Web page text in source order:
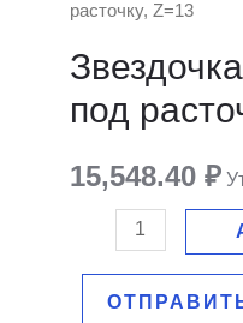
расточку, Z=13
под
15,548.40 ₽
3
со
ступицей,
под
Z=13